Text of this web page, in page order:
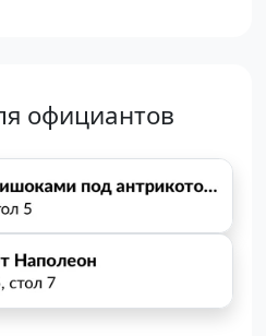
официантов